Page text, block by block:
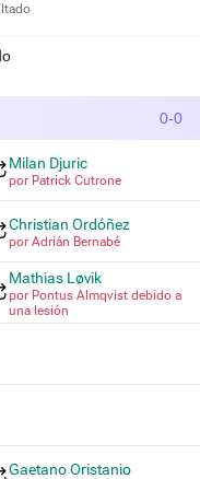
0-0
Milan Djuric
por Patrick Cutrone
Christian Ordóñez
por Adrián Bernabé
Mathias Løvik
por Pontus Almqvist debido a
una lesión
Gaetano Oristanio